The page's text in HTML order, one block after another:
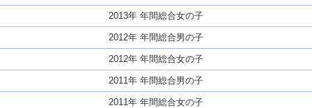
2013年 年間総合女の子
2012年 年間総合男の子
2012年 年間総合女の子
2011年 年間総合男の子
2011年 年間総合女の子